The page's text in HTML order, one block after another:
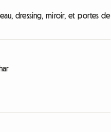
dressing, miroir, et portes de